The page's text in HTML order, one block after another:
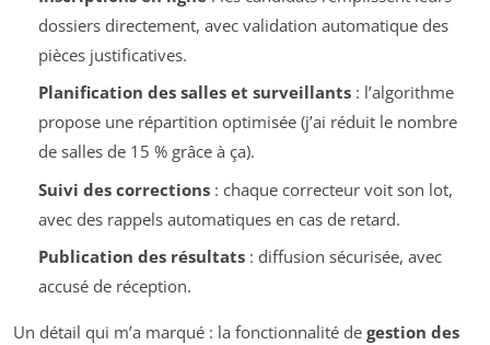
dossiers directement, avec validation automatique des
pièces justificatives.
Planification des salles et surveillants: l’algorithme
propose une répartition optimisée (j’ai réduit le nombre
de salles de 15 % grâce à ça).
Suivi des corrections: chaque correcteur voit son lot,
avec des rappels automatiques en cas de retard.
Publication des résultats: diffusion sécurisée, avec
accusé de réception.
Un détail qui m’a marqué : la fonctionnalité de gestion des